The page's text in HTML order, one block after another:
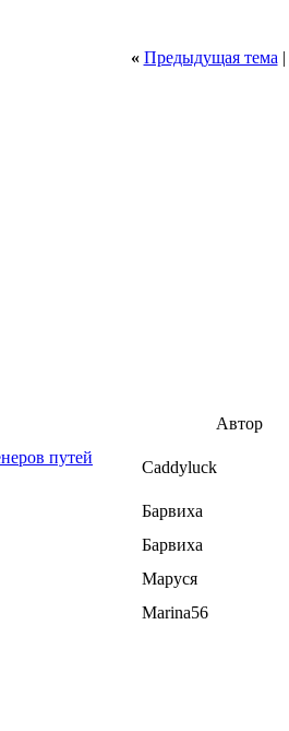
« Предыдущая тема |
Автор
путей
Caddyluck
Барвиха
Барвиха
Маруся
Marina56